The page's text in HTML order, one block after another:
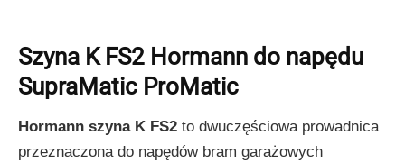
Szyna K FS2 Hormann do napędu
SupraMatic ProMatic
Hormann szyna K FS2 to dwuczęściowa prowadnica
przeznaczona do napędów bram garażowych